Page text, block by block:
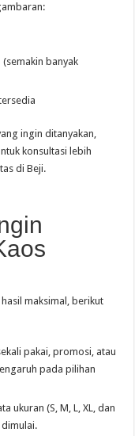
banyak
ingin ditanyakan,
konsultasi lebih
di Beji.
maksimal, berikut
pakai, promosi, atau
pada pilihan
ukuran (S, M, L, XL, dan